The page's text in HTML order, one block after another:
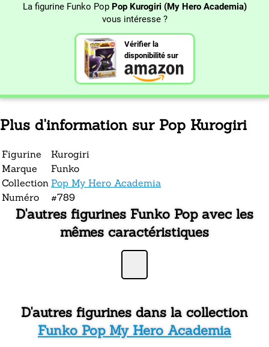
La figurine Funko Pop Pop Kurogiri (My Hero Academia)
vous intéresse ?
Vérifier la
disponibilité sur
Plus d'information sur Pop Kurogiri
Figurine
Kurogiri
Marque
Funko
Collection Pop My Hero Academia
Numéro
#789
D'autres figurines Funko Pop avec les
mêmes caractéristiques
D'autres figurines dans la collection
Funko Pop My Hero Academia